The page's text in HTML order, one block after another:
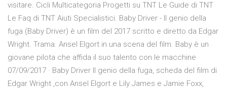
visitare. Cicli Multicategoria Progetti su TNT Le Guide di TNT
Le Faq di TNT Aiuti Specialistici. Baby Driver - Il genio della
fuga (Baby Driver) è un film del 2017 scritto e diretto da Edgar
Wright. Trama. Ansel Elgort in una scena del film. Baby è un
giovane pilota che affida il suo talento con le macchine
07/09/2017 · Baby Driver Il genio della fuga, scheda del film di
Edgar Wright ,con Ansel Elgort e Lily James e Jamie Foxx,